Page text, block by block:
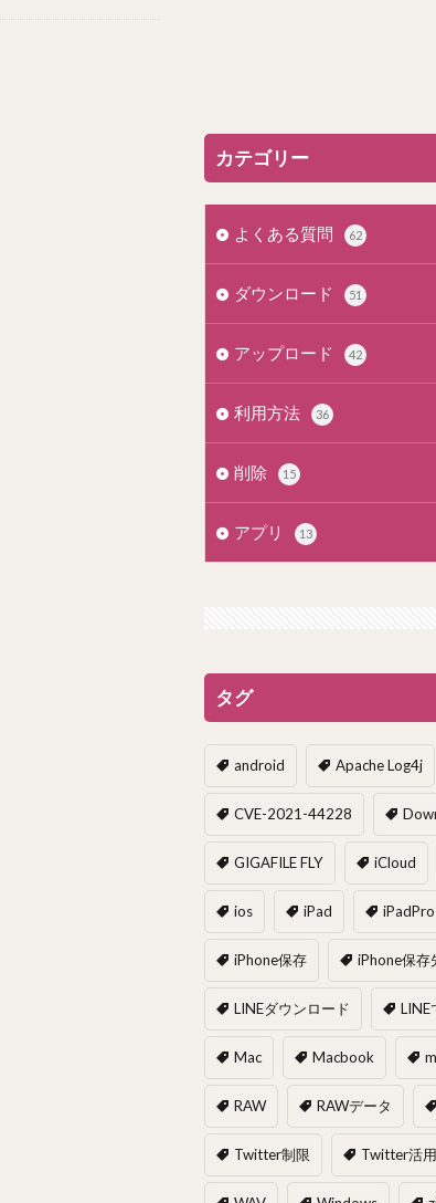
カテゴリー
よくある質問 62
ダウンロード 51
アップロード 42
利用方法 36
削除 15
アプリ 13
タグ
android Apache Log4j
CVE-2021-44228
GIGAFILE FLY iCloud
ios iPad iPadPro
iPhone保存 iPhone保存
LINEダウンロード LINE
Mac Macbook
RAW RAWデータ
Twitter制限 Twitter活用